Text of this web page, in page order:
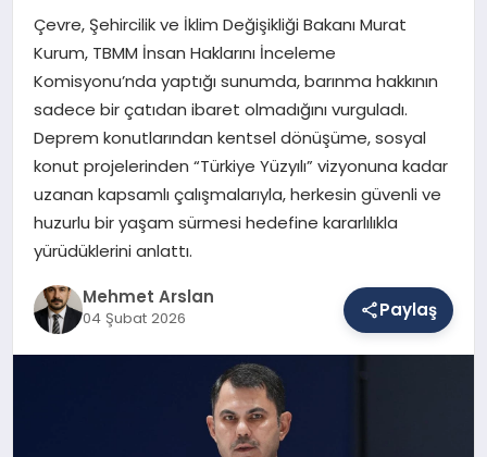
SAĞLIK
EĞITIM
DÜNYA
YAŞAM
Çevre, Şehircilik ve İklim Değişikliği Bakanı Murat
Kurum, TBMM İnsan Haklarını İnceleme
Komisyonu’nda yaptığı sunumda, barınma hakkının
sadece bir çatıdan ibaret olmadığını vurguladı.
Deprem konutlarından kentsel dönüşüme, sosyal
konut projelerinden “Türkiye Yüzyılı” vizyonuna kadar
uzanan kapsamlı çalışmalarıyla, herkesin güvenli ve
huzurlu bir yaşam sürmesi hedefine kararlılıkla
yürüdüklerini anlattı.
Mehmet Arslan
04 Şubat 2026 Paylaş